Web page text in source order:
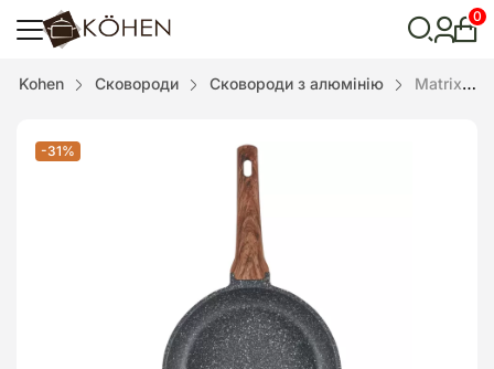
пошук
0
Kohen Сковороди Сковороди з алюмінію Matrix 26 см, Сковорода Kohen
-31%